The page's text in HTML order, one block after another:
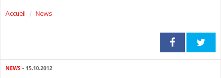
Accueil News
NEWS - 15.10.2012